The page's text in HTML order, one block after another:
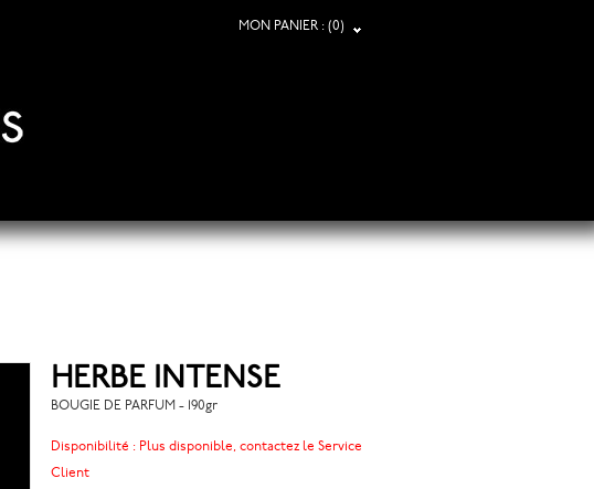
MON PANIER : (0)
HERBE INTENSE
BOUGIE DE PARFUM - 190gr
Disponibilité : Plus disponible, contactez le Service
Client